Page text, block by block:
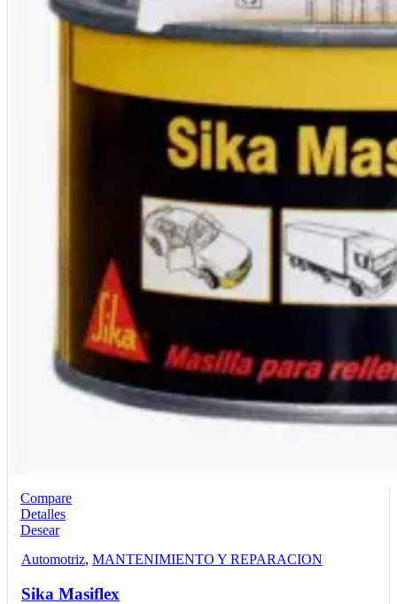
Compare
Detalles
Desear
Automotriz, MANTENIMIENTO Y REPARACION
Sika Masiflex